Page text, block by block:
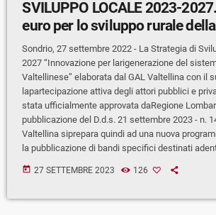
SVILUPPO LOCALE 2023-
euro per lo sviluppo rurale
Sondrio
Sondrio, 27 settembre 2022 - La Strategia di
2027 “Innovazione per larigenerazione del
Valtellinese” elaborata dal GAL Valtellina con il
lapartecipazione attiva degli attori pubblici e
stata ufficialmente approvata daRegione
pubblicazione del D.d.s. 21 settembre 2023 - n.
Valtellina siprepara quindi ad una nuova
la pubblicazione di bandi specifici destinati
today 27 SETTEMBRE 2023 126